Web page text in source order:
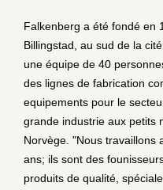
Falkenberg a été fondé en
Billingstad, au sud de la
une équipe de 40
des lignes de fabrication
equipements pour le
grande industrie aux petits
Norvège. "Nous travaillons
ans; ils sont des
produits de qualité,